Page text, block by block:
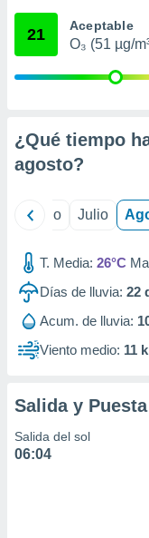
mediante
publicidad
1199
21 Aceptable
O₃ (51 µg/
¿Qué tiempo
agosto?
Junio Julio
T. Media: 26°C
Días de lluvia: 22
Acum. de lluvia:
Viento medio: 11
Salida y
Salida del sol
06:04